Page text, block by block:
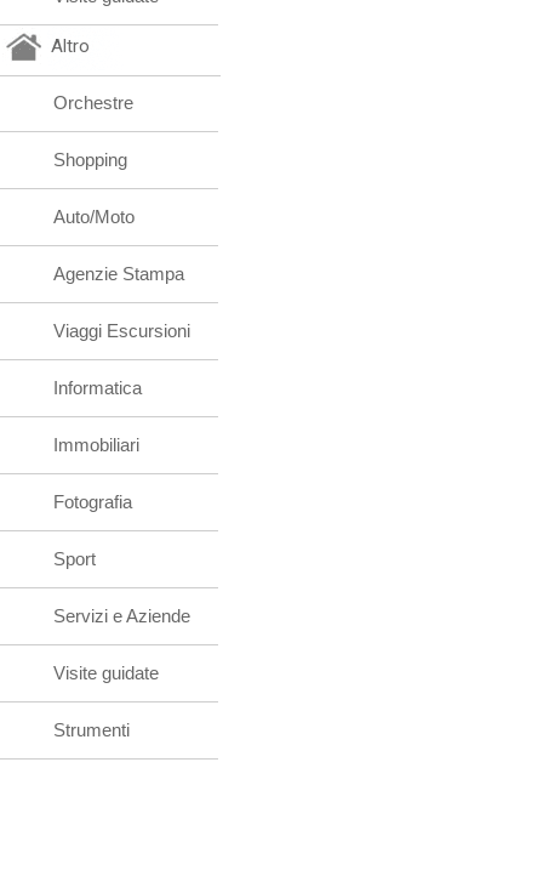
Altro
Orchestre
Shopping
Auto/Moto
Agenzie Stampa
Viaggi Escursioni
Informatica
Immobiliari
Fotografia
Sport
Servizi e Aziende
Visite guidate
Strumenti